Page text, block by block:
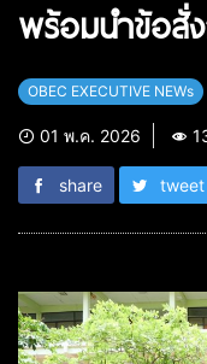
พร้อมนำข้อสั่
OBEC EXECUTIVE NEWs
01 พ.ค. 2026
share tweet